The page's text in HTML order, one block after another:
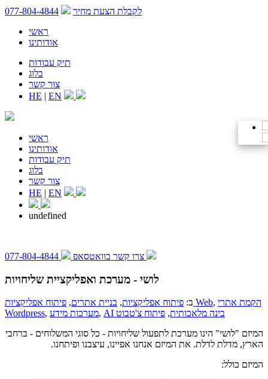
לקבלת הצעת מחיר
077-804-4844
ראשי
אודותינו
תיק עבודות
בלוג
צור קשר
HE | EN
ראשי
אודותינו
תיק עבודות
בלוג
צור קשר
HE | EN
undefined
צרו קשר בוואטסאפ 077-804-4844
לושי - מערכת ואפליקציית שליחויות
ב: פיתוח אפליקציות, בניית אתרים, פיתוח אפליקציות Web, הקמת אתרי
Wordpress, מערכות מידע, AI בינה מלאכותית, פיתוח צ'טבוט
המיזם "לושי" הינו מערכת לתפעול שליחויות - כל סוגי המשלוחים - ברחבי
הארץ, מדלת לדלת. את המיזם אנחנו אפיינו, עיצבנו ופיתחנו.
המיזם כולל: